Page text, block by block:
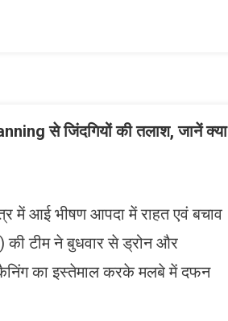
से जिंदगियों की तलाश, जानें क्या
में आई भीषण आपदा में राहत एवं बचाव
की टीम ने बुधवार से ड्रोन और
का इस्तेमाल करके मलबे में दफन